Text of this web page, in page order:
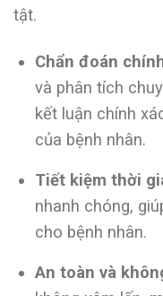
tật.
Chẩn đoán
và phân tích
kết luận chính
của bệnh nhân.
Tiết kiệm thời
nhanh chóng,
cho bệnh nhân.
An toàn và